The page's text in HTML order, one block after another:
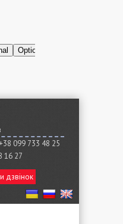
‎099 733 48 25
16 27
дзвінок